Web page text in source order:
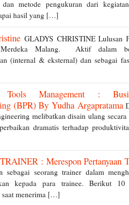
dan metode pengukuran dari
hasil yang […]
GLADYS CHRISTINE Lulusan
Merdeka Malang. Aktif dalam
(internal & eksternal) dan sebagai
Tools Management :
(BPR) By Yudha Argapratama
melibatkan disain ulang
dramatis terhadap
: Merespon Pertanyaan
sebagai seorang trainer dalam
kepada para trainee. Berikut
saat menerima […]